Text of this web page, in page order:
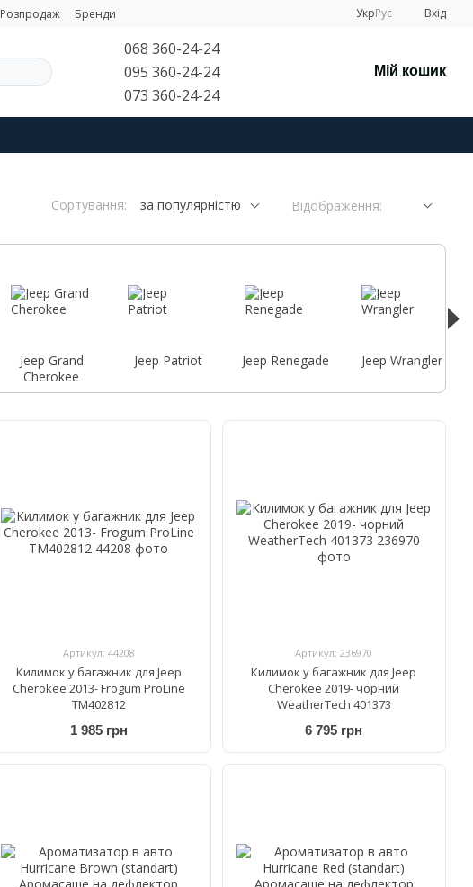
Розпродаж Бренди УкрРус Вхід
068 360-24-24
095 360-24-24
073 360-24-24
Мій кошик
Сортування: за популярністю Відображення:
Jeep Grand
Cherokee
Jeep Patriot Jeep Renegade Jeep Wrangler
Артикул: 44208
Килимок у багажник для Jeep
Cherokee 2013- Frogum ProLine
TM402812
1 985 грн
Артикул: 236970
Килимок у багажник для Jeep
Cherokee 2019- чорний
WeatherTech 401373
6 795 грн